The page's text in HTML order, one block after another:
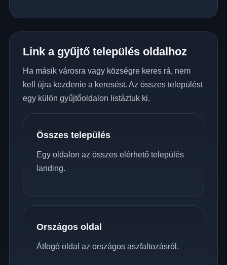
Link a gyűjtő település oldalhoz
Ha másik városra vagy községre keres rá, nem
kell újra kezdenie a keresést. Az összes települést
egy külön gyűjtőoldalon listáztuk ki.
Összes település
Egy oldalon az összes elérhető település
landing.
Országos oldal
Átfogó oldal az országos aszfaltozásról.